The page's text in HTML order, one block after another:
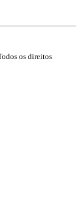
os direitos